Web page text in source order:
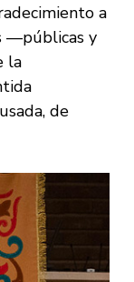
a
—públicas y
la
de